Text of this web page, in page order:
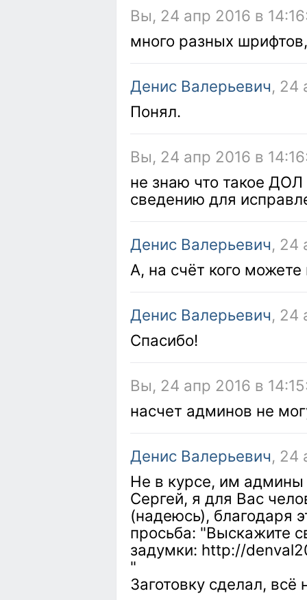
Вы, 24 апр 2016 в
много разных
Денис Валерьевич, 24
Понял.
Вы, 24 апр 2016 в
не знаю что такое
сведению для
Денис Валерьевич, 24
А, на счёт кого можете
Денис Валерьевич, 24
Спасибо!
Вы, 24 апр 2016 в
насчет админов не
Денис Валерьевич, 24
Не в курсе, им
Сергей, я для Вас
(надеюсь), благодаря
просьба: "Выскажите
задумки: http://
"
Заготовку сделал,